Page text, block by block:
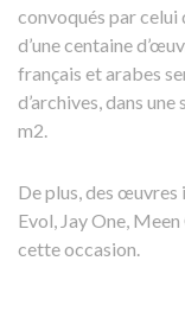
convoqués par celui
d’une centaine
français et arabes
d’archives, dans
m2.
De plus, des œuvres
Evol, Jay One,
cette occasion.